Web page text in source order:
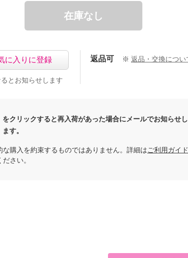
在庫なし
に入りに登録
とお知らせします
返品可 ※ 返品・交換につい
をクリックすると再入荷があった場合にメールでお知らせし
ます。
購入を約束するものではありません。詳細はご利用ガイド
さい。